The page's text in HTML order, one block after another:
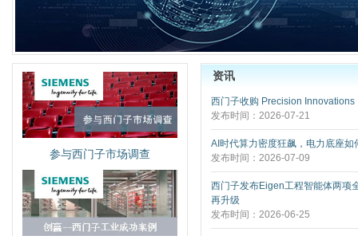
参与西门子市场调查
资讯
西门子收购 Precision Innovations
发布时间：2026-07-21
AI时代算力密度狂飙，电力底座如
发布时间：2026-07-09
西门子发布Eigen工程智能体两项
再升级
发布时间：2026-06-25